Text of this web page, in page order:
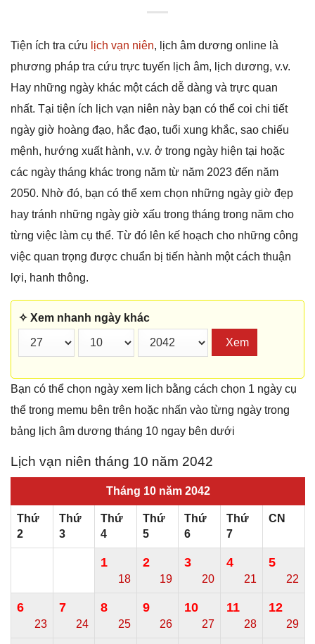
Tiện ích tra cứu lịch vạn niên, lịch âm dương online là
phương pháp tra cứu trực tuyến lịch âm, lịch dương, v.v.
Hay những ngày khác một cách dễ dàng và trực quan
nhất. Tại tiện ích lịch vạn niên này bạn có thể coi chi tiết
ngày giờ hoàng đạo, hắc đạo, tuổi xung khắc, sao chiếu
mệnh, hướng xuất hành, v.v. ở trong ngày hiện tại hoặc
các ngày tháng khác trong năm từ năm 2023 đến năm
2050. Nhờ đó, bạn có thể xem chọn những ngày giờ đẹp
hay tránh những ngày giờ xấu trong tháng trong năm cho
từng việc làm cụ thể. Từ đó lên kế hoạch cho những công
việc quan trọng được chuẩn bị tiến hành một cách thuận
lợi, hanh thông.
✧ Xem nhanh ngày khác
Xem
Bạn có thể chọn ngày xem lịch bằng cách chọn 1 ngày cụ
thể trong memu bên trên hoặc nhấn vào từng ngày trong
bảng lịch âm dương tháng 10 ngay bên dưới
Lịch vạn niên tháng 10 năm 2042
Tháng 10 năm 2042
Thứ
2
Thứ
3
Thứ
4
Thứ
5
Thứ
6
Thứ
7
CN
1
18
2
19
3
20
4
21
5
22
6
23
7
24
8
25
9
26
10
27
11
28
12
29